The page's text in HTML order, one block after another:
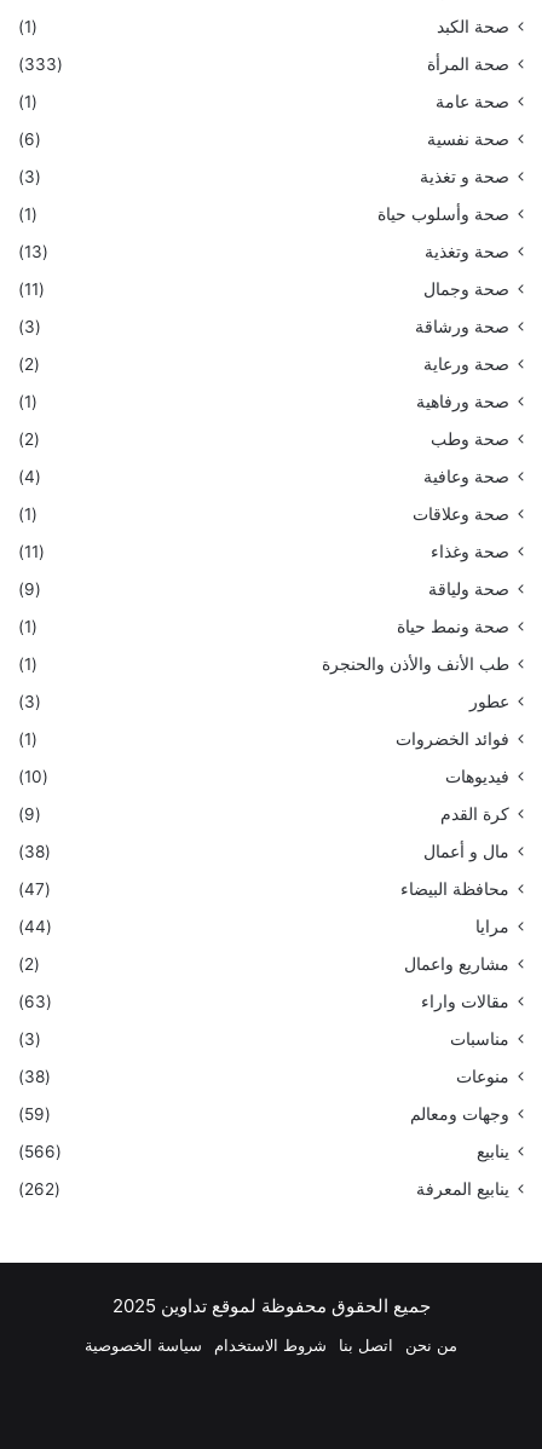
صحة الكبد
(1)
صحة المرأة
(333)
صحة عامة
(1)
صحة نفسية
(6)
صحة و تغذية
(3)
صحة وأسلوب حياة
(1)
صحة وتغذية
(13)
صحة وجمال
(11)
صحة ورشاقة
(3)
صحة ورعاية
(2)
صحة ورفاهية
(1)
صحة وطب
(2)
صحة وعافية
(4)
صحة وعلاقات
(1)
صحة وغذاء
(11)
صحة ولياقة
(9)
صحة ونمط حياة
(1)
طب الأنف والأذن والحنجرة
(1)
عطور
(3)
فوائد الخضروات
(1)
فيديوهات
(10)
كرة القدم
(9)
مال و أعمال
(38)
محافظة البيضاء
(47)
مرايا
(44)
مشاريع واعمال
(2)
مقالات واراء
(63)
مناسبات
(3)
منوعات
(38)
وجهات ومعالم
(59)
ينابيع
(566)
ينابيع المعرفة
(262)
جميع الحقوق محفوظة لموقع تداوين 2025
من نحن اتصل بنا شروط الاستخدام سياسة الخصوصية